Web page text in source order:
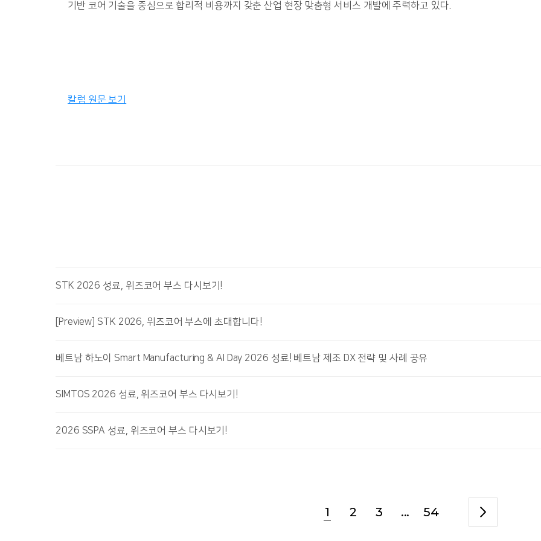
기반 코어 기술을 중심으로 합리적 비용까지 갖춘 산업 현장 맞춤형 서비스 개발에 주력하고 있다.
칼럼 원문 보기
STK 2026 성료, 위즈코어 부스 다시보기!
[Preview] STK 2026, 위즈코어 부스에 초대합니다!
베트남 하노이 Smart Manufacturing & AI Day 2026 성료! 베트남 제조 DX 전략 및 사례 공유
SIMTOS 2026 성료, 위즈코어 부스 다시보기!
2026 SSPA 성료, 위즈코어 부스 다시보기!
1 2 3 ... 54